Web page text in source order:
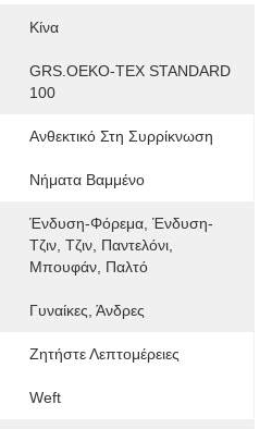
Κίνα
GRS.OEKO-TEX STANDARD
100
Ανθεκτικό Στη Συρρίκνωση
Νήματα Βαμμένο
Ένδυση-Φόρεμα, Ένδυση-
Τζιν, Τζιν, Παντελόνι,
Μπουφάν, Παλτό
Γυναίκες, Άνδρες
Ζητήστε Λεπτομέρειες
Weft